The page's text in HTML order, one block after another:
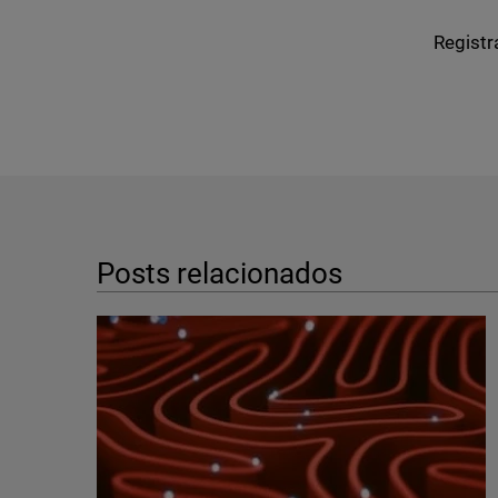
Posts relacionados